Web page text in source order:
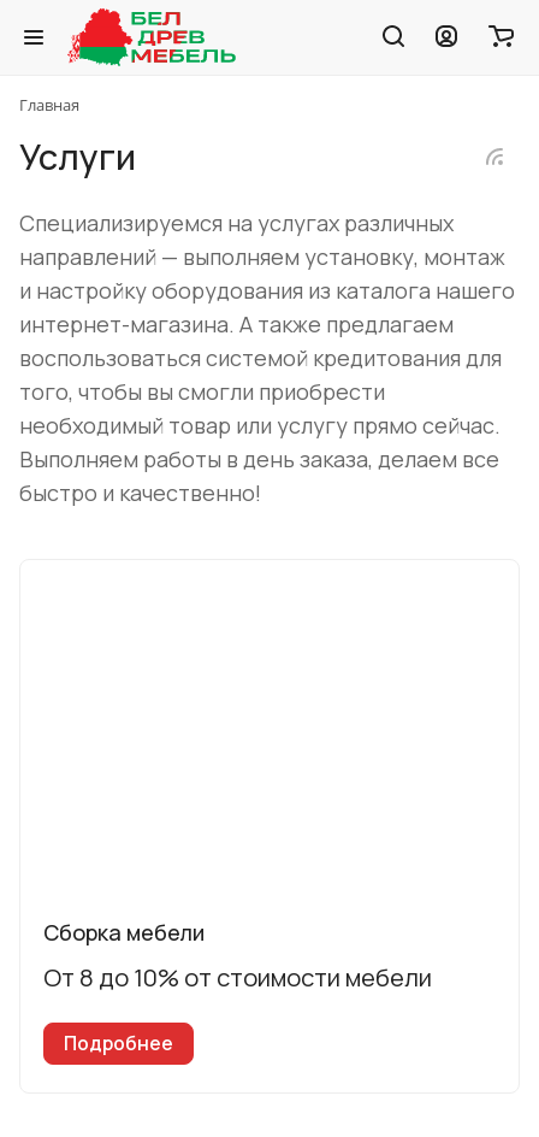
Главная
Услуги
Специализируемся на услугах различных
направлений — выполняем установку, монтаж
и настройку оборудования из каталога нашего
интернет-магазина. А также предлагаем
воспользоваться системой кредитования для
того, чтобы вы смогли приобрести
необходимый товар или услугу прямо сейчас.
Выполняем работы в день заказа, делаем все
быстро и качественно!
Сборка мебели
От 8 до 10% от стоимости мебели
Подробнее